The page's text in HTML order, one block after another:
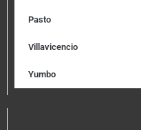
Pasto
Villavicencio
Yumbo